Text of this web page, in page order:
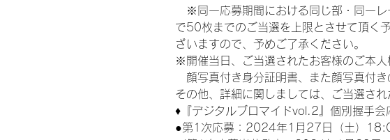
※同一応募期間における同じ部・同一レ
で50枚までのご当選を上限とさせて頂く
ざいますので、予めご了承ください。
※開催当日、ご当選されたお客様のご本人
顔写真付き身分証明書、また顔写真付き
その他、詳細に関しましては、ご当選さ
♦『デジタルブロマイドvol.2』個別握手会
●第1次応募：2024年1月27日（土）